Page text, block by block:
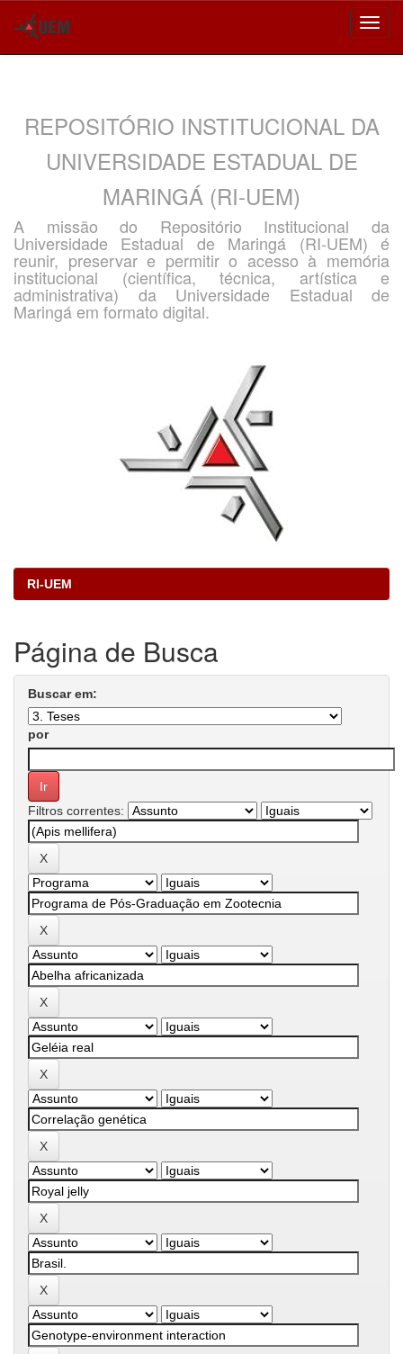
REPOSITÓRIO INSTITUCIONAL DA
UNIVERSIDADE ESTADUAL DE
MARINGÁ (RI-UEM)
A missão do Repositório Institucional da
Universidade Estadual de Maringá (RI-UEM) é
reunir, preservar e permitir o acesso à memória
institucional (científica, técnica, artística e
administrativa) da Universidade Estadual de
Maringá em formato digital.
RI-UEM
Página de Busca
Buscar em:
por
Filtros correntes: